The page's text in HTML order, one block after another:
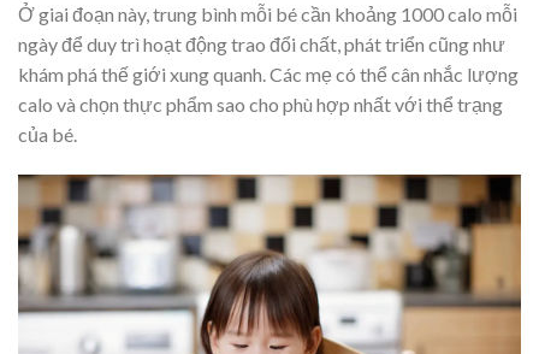
Ở giai đoạn này, trung bình mỗi bé cần khoảng 1000 calo mỗi
ngày để duy trì hoạt động trao đổi chất, phát triển cũng như
khám phá thế giới xung quanh. Các mẹ có thể cân nhắc lượng
calo và chọn thực phẩm sao cho phù hợp nhất với thể trạng
của bé.